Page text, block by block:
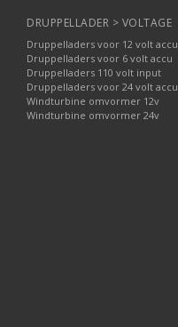
DRUPPELLADER > VOLTAGE
Druppelladers voor 12 volt accu
Druppelladers voor 6 volt accu
Druppelladers 110 volt input
Druppelladers voor 24 volt accu
Windturbine omvormer 12v
Windturbine omvormer 24v